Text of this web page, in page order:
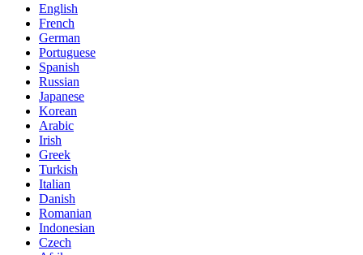
English
French
German
Portuguese
Spanish
Russian
Japanese
Korean
Arabic
Irish
Greek
Turkish
Italian
Danish
Romanian
Indonesian
Czech